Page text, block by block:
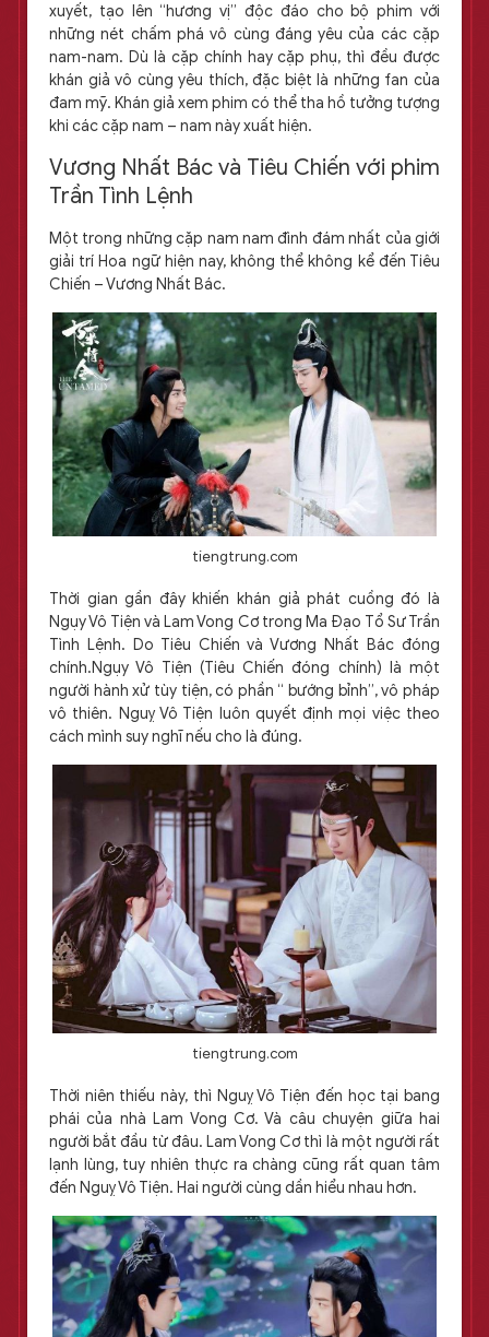
xuyết, tạo lên “hương vị” độc đáo cho bộ phim với
những nét chấm phá vô cùng đáng yêu của các cặp
nam-nam. Dù là cặp chính hay cặp phụ, thì đều được
khán giả vô cùng yêu thích, đặc biệt là những fan của
đam mỹ. Khán giả xem phim có thể tha hồ tưởng tượng
khi các cặp nam – nam này xuất hiện.
Vương Nhất Bác và Tiêu Chiến với phim
Trần Tình Lệnh
Một trong những cặp nam nam đình đám nhất của giới
giải trí Hoa ngữ hiện nay, không thể không kể đến Tiêu
Chiến – Vương Nhất Bác.
tiengtrung.com
Thời gian gần đây khiến khán giả phát cuồng đó là
Ngụy Vô Tiện và Lam Vong Cơ trong Ma Đạo Tổ Sư Trần
Tình Lệnh. Do Tiêu Chiến và Vương Nhất Bác đóng
chính.Ngụy Vô Tiện (Tiêu Chiến đóng chính) là một
người hành xử tùy tiện, có phần “ bướng bỉnh”, vô pháp
vô thiên. Nguỵ Vô Tiện luôn quyết định mọi việc theo
cách mình suy nghĩ nếu cho là đúng.
tiengtrung.com
Thời niên thiếu này, thì Nguỵ Vô Tiện đến học tại bang
phái của nhà Lam Vong Cơ. Và câu chuyện giữa hai
người bắt đầu từ đâu. Lam Vong Cơ thì là một người rất
lạnh lùng, tuy nhiên thực ra chàng cũng rất quan tâm
đến Nguỵ Vô Tiện. Hai người cùng dần hiểu nhau hơn.